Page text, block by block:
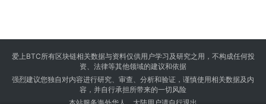
爱上BTC所有区块链相关数据与资料仅供用户学习及研究之用，不构成任何投
资、法律等其他领域的建议和依据
强烈建议您独自对内容进行研究、审查、分析和验证，谨慎使用相关数据及内
容，并自行承担所带来的一切风险